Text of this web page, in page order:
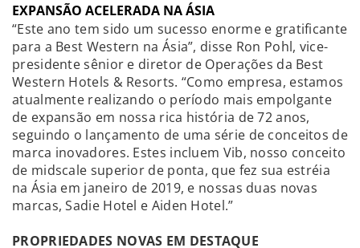
EXPANSÃO ACELERADA NA ÁSIA
“Este ano tem sido um sucesso enorme e gratificante
para a Best Western na Ásia”, disse Ron Pohl, vice-
presidente sênior e diretor de Operações da Best
Western Hotels & Resorts. “Como empresa, estamos
atualmente realizando o período mais empolgante
de expansão em nossa rica história de 72 anos,
seguindo o lançamento de uma série de conceitos de
marca inovadores. Estes incluem Vib, nosso conceito
de midscale superior de ponta, que fez sua estréia
na Ásia em janeiro de 2019, e nossas duas novas
marcas, Sadie Hotel e Aiden Hotel.”
PROPRIEDADES NOVAS EM DESTAQUE